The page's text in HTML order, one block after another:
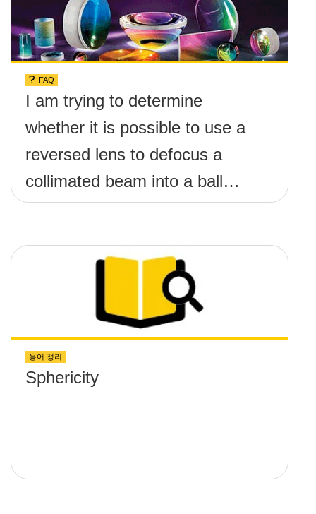
FAQ
I am trying to determine
whether it is possible to use a
reversed lens to defocus a
collimated beam into a ball
lens in order to increase the
formulas would I need to use
to calculate the lens required
and its position?
용어 정리
Sphericity